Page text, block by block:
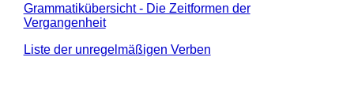
Grammatikübersicht - Die Zeitformen der
Vergangenheit
Liste der unregelmäßigen Verben